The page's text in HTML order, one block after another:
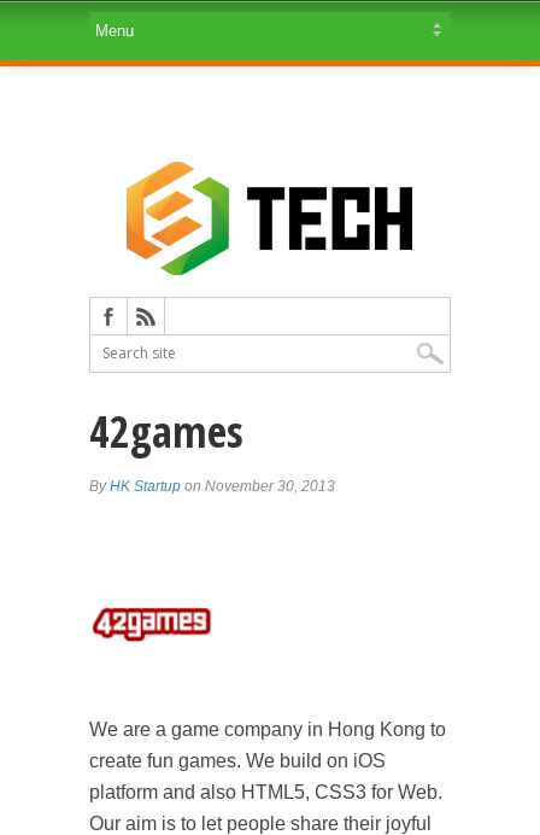
42games
ByHK Startup on November 30, 2013
We are a game company in Hong Kong to
create fun games. We build on iOS
platform and also HTML5, CSS3 for Web.
Our aim is to let people share their joyful